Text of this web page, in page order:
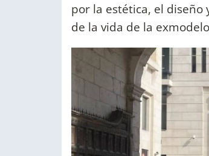
por la estética, el
de la vida de la